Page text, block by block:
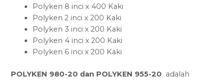
Polyken 8 inci x 400 Kaki
Polyken 2 inci x 200 Kaki
Polyken 3 inci x 200 Kaki
Polyken 4 inci x 200 Kaki
Polyken 6 inci x 200 Kaki
POLYKEN 980-20 dan POLYKEN 955-20 adalah